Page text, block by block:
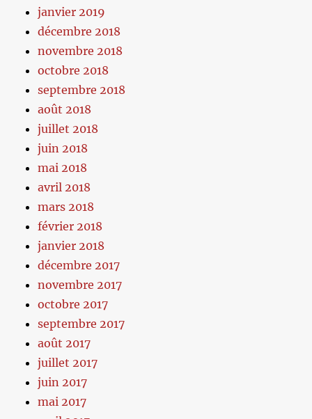
janvier 2019
décembre 2018
novembre 2018
octobre 2018
septembre 2018
août 2018
juillet 2018
juin 2018
mai 2018
avril 2018
mars 2018
février 2018
janvier 2018
décembre 2017
novembre 2017
octobre 2017
septembre 2017
août 2017
juillet 2017
juin 2017
mai 2017